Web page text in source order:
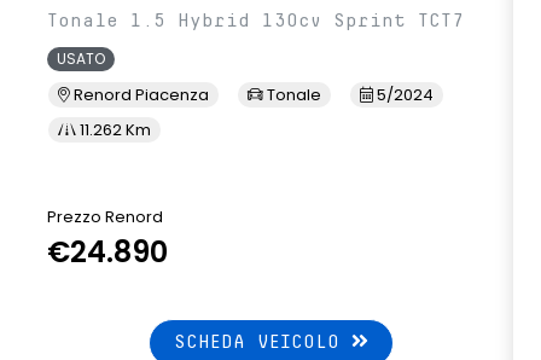
Tonale 1.5 Hybrid 130cv Sprint TCT7
USATO
Renord Piacenza Tonale
5/2024
11.262 Km
Prezzo Renord
€24.890
SCHEDA VEICOLO